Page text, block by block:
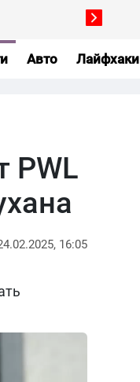
Авто Лайфхаки
PWL
16:05